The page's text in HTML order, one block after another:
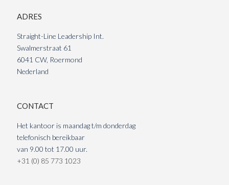
ADRES
Straight-Line Leadership Int.
Swalmerstraat 61
6041 CW, Roermond
Nederland
CONTACT
Het kantoor is maandag t/m donderdag
telefonisch bereikbaar
van 9.00 tot 17.00 uur.
+31 (0) 85 773 1023